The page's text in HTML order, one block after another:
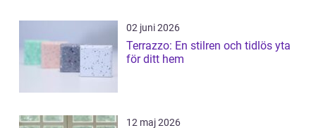
02 juni 2026
Terrazzo: En stilren och tidlös yta
för ditt hem
12 maj 2026